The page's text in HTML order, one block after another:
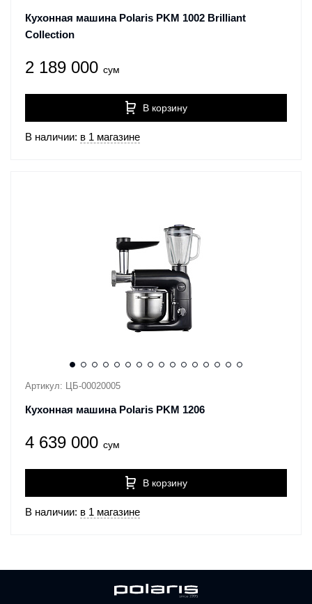
Кухонная машина Polaris PKM 1002 Brilliant
Collection
2 189 000 сум
В корзину
В наличии: в 1 магазине
Артикул: ЦБ-00020005
Кухонная машина Polaris PKM 1206
4 639 000 сум
В корзину
В наличии: в 1 магазине